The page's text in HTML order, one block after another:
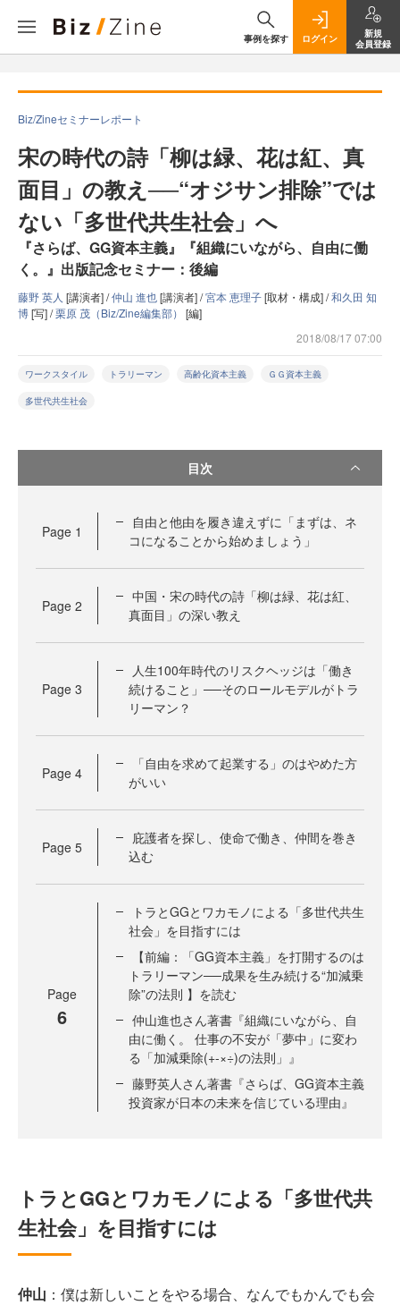
事例を探す ログイン
新規
会員登録
Biz/Zineセミナーレポート
宋の時代の詩「柳は緑、花は紅、真
面目」の教え──“オジサン排除”では
ない「多世代共生社会」へ
『さらば、GG資本主義』『組織にいながら、自由に働
く。』出版記念セミナー：後編
藤野 英人 [講演者] /仲山 進也[講演者] /宮本 恵理子[取材・構成] /和久田 知
博[写] /栗原 茂（Biz/Zine編集部） [編]
2018/08/17 07:00
ワークスタイル トラリーマン 高齢化資本主義 ＧＧ資本主義
多世代共生社会
目次
Page 1
自由と他由を履き違えずに「まずは、ネ
コになることから始めましょう」
Page 2
中国・宋の時代の詩「柳は緑、花は紅、
真面目」の深い教え
Page 3
人生100年時代のリスクヘッジは「働き
続けること」──そのロールモデルがトラ
リーマン？
Page 4
「自由を求めて起業する」のはやめた方
がいい
Page 5
庇護者を探し、使命で働き、仲間を巻き
込む
Page
6
トラとGGとワカモノによる「多世代共生
社会」を目指すには
【前編：「GG資本主義」を打開するのは
トラリーマン──成果を生み続ける“加減乗
除”の法則 】を読む
仲山進也さん著書『組織にいながら、自
由に働く。 仕事の不安が「夢中」に変わ
る「加減乗除(+-×÷)の法則」』
藤野英人さん著書『さらば、GG資本主義
投資家が日本の未来を信じている理由』
トラとGGとワカモノによる「多世代共
生社会」を目指すには
仲山 ：僕は新しいことをやる場合、なんでもかんでも会